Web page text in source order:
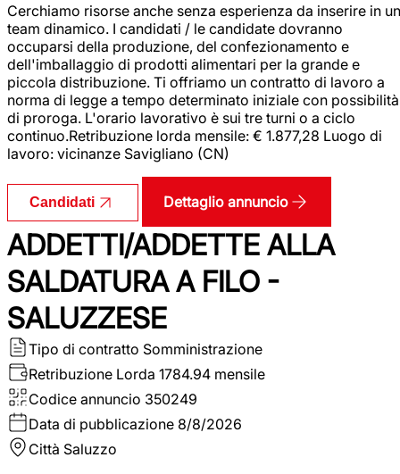
Cerchiamo risorse anche senza esperienza da inserire in un
team dinamico. I candidati / le candidate dovranno
occuparsi della produzione, del confezionamento e
dell'imballaggio di prodotti alimentari per la grande e
piccola distribuzione. Ti offriamo un contratto di lavoro a
norma di legge a tempo determinato iniziale con possibilità
di proroga. L'orario lavorativo è sui tre turni o a ciclo
continuo.Retribuzione lorda mensile: € 1.877,28 Luogo di
lavoro: vicinanze Savigliano (CN)
Candidati Dettaglio annuncio
ADDETTI/ADDETTE ALLA
SALDATURA A FILO -
SALUZZESE
Tipo di contratto Somministrazione
Retribuzione Lorda 1784.94 mensile
Codice annuncio 350249
Data di pubblicazione 8/8/2026
Città Saluzzo